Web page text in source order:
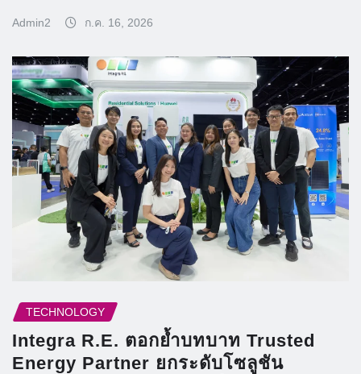
Admin2 ก.ค. 16, 2026
TECHNOLOGY
Integra R.E. ตอกย้ำบทบาท Trusted
Energy Partner ยกระดับโซลูชัน